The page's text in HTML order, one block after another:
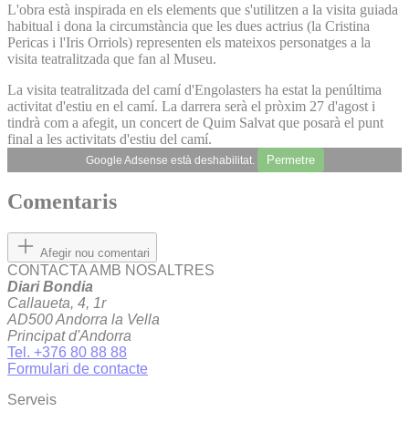
L'obra està inspirada en els elements que s'utilitzen a la visita guiada
habitual i dona la circumstància que les dues actrius (la Cristina
Pericas i l'Iris Orriols) representen els mateixos personatges a la
visita teatralitzada que fan al Museu.
La visita teatralitzada del camí d'Engolasters ha estat la penúltima
activitat d'estiu en el camí. La darrera serà el pròxim 27 d'agost i
tindrà com a afegit, un concert de Quim Salvat que posarà el punt
final a les activitats d'estiu del camí.
Google Adsense està deshabilitat. Permetre
Comentaris
Afegir nou comentari
CONTACTA AMB NOSALTRES
Diari Bondia
Callaueta, 4, 1r
AD500 Andorra la Vella
Principat d'Andorra
Tel. +376 80 88 88
Formulari de contacte
Serveis